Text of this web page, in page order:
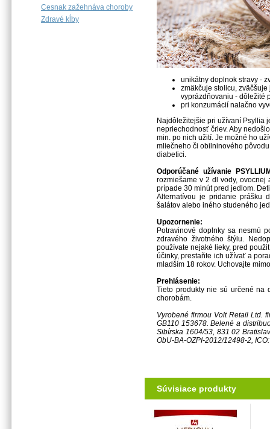
Cesnak zažehnáva choroby
Zdravé kĺby
unikátny doplnok stravy -
zmäkčuje stolicu,
vyprázdňovaniu - dôležité
pri konzumácií nalačno
Najdôležitejšie pri užívaní Psyllia
nepriechodnosť čriev. Aby
min. po nich užití. Je možné ho
mliečneho či obilninového
diabetici.
Odporúčané užívanie
rozmiešame v 2 dl vody,
prípade 30 minút pred jedlom.
Alternatívou je pridanie prášku
šalátov alebo iného studeného
Upozornenie:
Potravinové doplnky sa nesmú
zdravého životného štýlu.
používate nejaké lieky, pred
účinky, prestaňte ich užívať a
mladším 18 rokov. Uchovajte
Prehlásenie:
Tieto produkty nie sú určené na
chorobám.
Vyrobené firmou Volt Retail Ltd.
GB110 153678. Belené a
Sibírska 1604/53, 831 02
ObU-BA-OZPI-2012/12498-2,
Súvisiace produkty